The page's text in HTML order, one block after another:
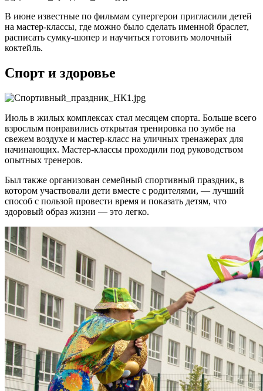
В июне известные по фильмам супергерои пригласили детей
на мастер-классы, где можно было сделать именной браслет,
расписать сумку-шопер и научиться готовить молочный
коктейль.
Спорт и здоровье
Июль в жилых комплексах стал месяцем спорта. Больше всего
взрослым понравились открытая тренировка по зумбе на
свежем воздухе и мастер-класс на уличных тренажерах для
начинающих. Мастер-классы проходили под руководством
опытных тренеров.
Был также организован семейный спортивный праздник, в
котором участвовали дети вместе с родителями, — лучший
способ с пользой провести время и показать детям, что
здоровый образ жизни — это легко.